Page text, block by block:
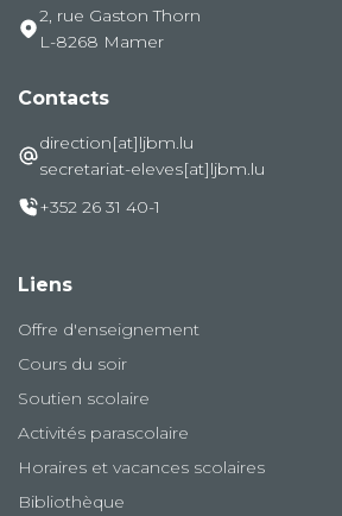
2, rue Gaston Thorn
L-8268 Mamer
Contacts
direction[at]ljbm.lu
secretariat-eleves[at]ljbm.lu
+352 26 31 40-1
Liens
Offre d'enseignement
Cours du soir
Soutien scolaire
Activités parascolaire
Horaires et vacances scolaires
Bibliothèque